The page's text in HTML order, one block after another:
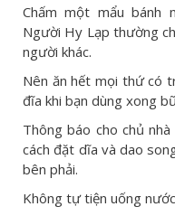
Chấm một mẩu bánh
Người Hy Lạp thường
người khác.
Nên ăn hết mọi thứ có
đĩa khi bạn dùng xong
Thông báo cho chủ
cách đặt dĩa và dao
bên phải.
Không tự tiện uống